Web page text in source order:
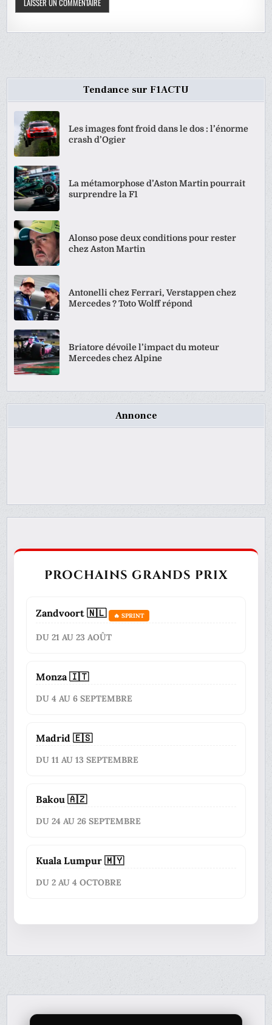
Tendance sur F1ACTU
Les images font froid dans le dos : l’énorme
crash d’Ogier
La métamorphose d’Aston Martin pourrait
surprendre la F1
Alonso pose deux conditions pour rester
chez Aston Martin
Antonelli chez Ferrari, Verstappen chez
Mercedes ? Toto Wolff répond
Briatore dévoile l’impact du moteur
Mercedes chez Alpine
Annonce
PROCHAINS GRANDS PRIX
Zandvoort 🇳🇱 🔥 SPRINT
DU 21 AU 23 AOÛT
Monza 🇮🇹
DU 4 AU 6 SEPTEMBRE
Madrid 🇪🇸
DU 11 AU 13 SEPTEMBRE
Bakou 🇦🇿
DU 24 AU 26 SEPTEMBRE
Kuala Lumpur 🇲🇾
DU 2 AU 4 OCTOBRE